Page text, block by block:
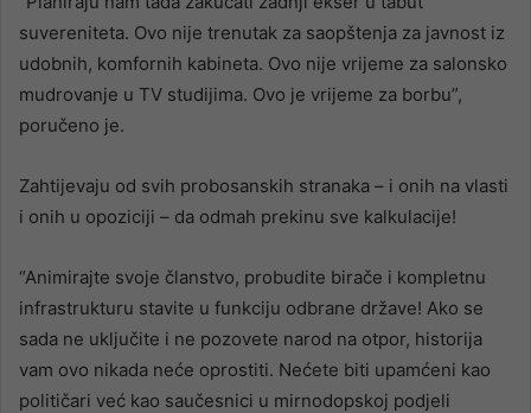
suvereniteta. Ovo nije trenutak za saopštenja za javnost iz
udobnih, komfornih kabineta. Ovo nije vrijeme za salonsko
mudrovanje u TV studijima. Ovo je vrijeme za borbu”,
poručeno je.
Zahtijevaju od svih probosanskih stranaka – i onih na vlasti
i onih u opoziciji – da odmah prekinu sve kalkulacije!
“Animirajte svoje članstvo, probudite birače i kompletnu
infrastrukturu stavite u funkciju odbrane države! Ako se
sada ne uključite i ne pozovete narod na otpor, historija
vam ovo nikada neće oprostiti. Nećete biti upamćeni kao
političari već kao saučesnici u mirnodopskoj podjeli